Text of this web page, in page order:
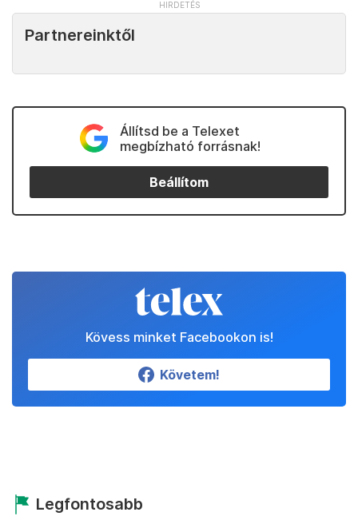
Partnereinktől
Állítsd be a Telexet
megbízható forrásnak!
Beállítom
Kövess minket Facebookon is!
Követem!
Legfontosabb